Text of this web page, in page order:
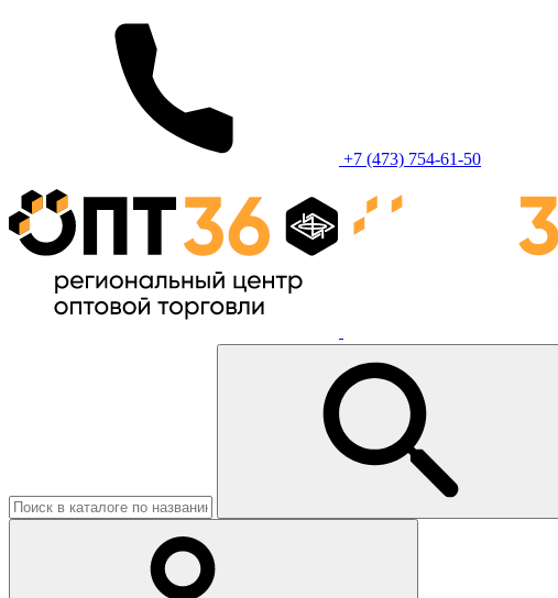
+7 (473) 754-61-50